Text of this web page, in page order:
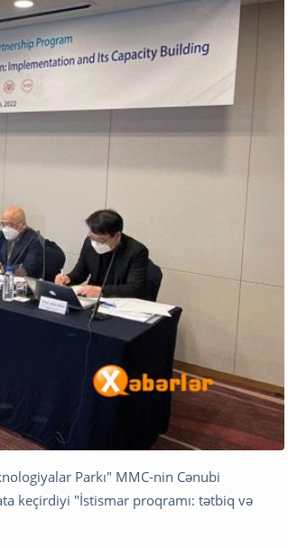
Parkı" MMC-nin Cənubi
keçirdiyi "İstismar proqramı: tətbiq və